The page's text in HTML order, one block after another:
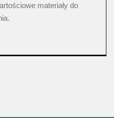
materiały do